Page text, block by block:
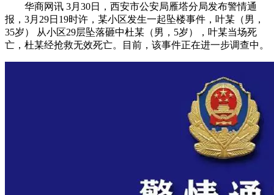
华商网讯 3月30日，西安市公安局雁塔分局发布警情通
报，3月29日19时许，某小区发生一起坠楼事件，叶某（男，
35岁） 从小区29层坠落砸中杜某（男，5岁），叶某当场死
亡，杜某经抢救无效死亡。目前，该事件正在进一步调查中。